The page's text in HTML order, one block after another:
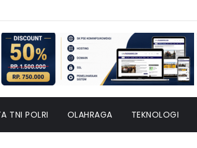
TNI POLRI OLAHRAGA TEKNOLOGI